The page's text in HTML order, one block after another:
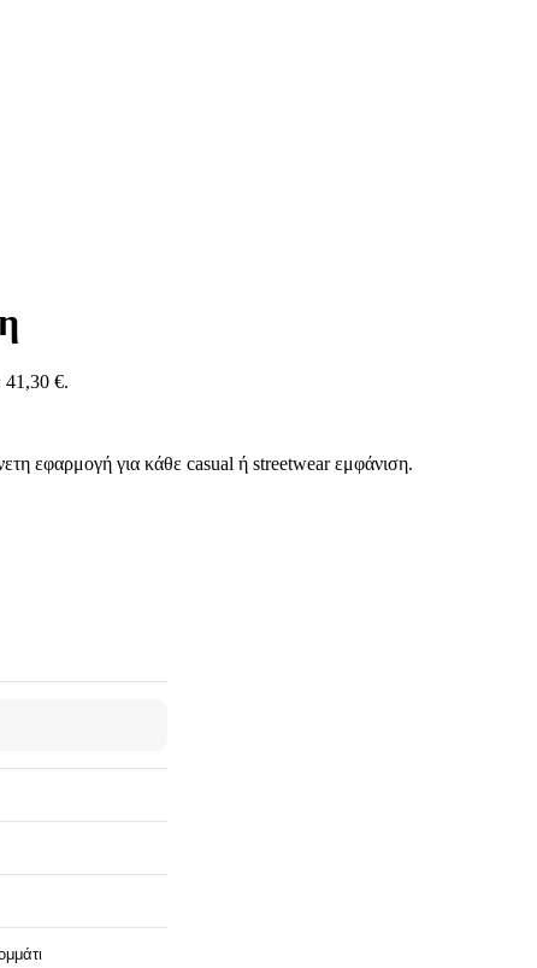
41,30 €.
εφαρμογή για κάθε casual ή streetwear εμφάνιση.